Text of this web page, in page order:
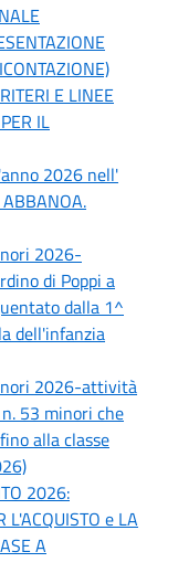
E LINEE
IL
2026 nell'
2026-
di Poppi a
dalla 1^
dell'infanzia
2026-attività
53 minori che
alla classe
2026:
L'ACQUISTO e LA
A